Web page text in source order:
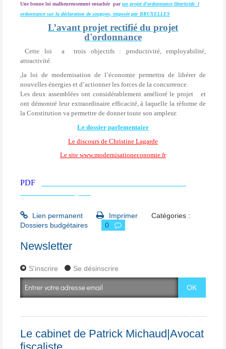
Une bonne loi malheureusement entachée parun projet d’ordonnance liberticide l
ordonnance sur la déclaration de soupçon, imposée par BRUXELLES
L’avant projet rectifié du projet
d'ordonnance
Cette loi a
trois objectifs : productivité, employabilité,
attractivité.
,la loi de modernisation de l’économie permettra de libérer de
nouvelles énergies et d’actionner les forces de la concurrence.
Les deux assemblées ont considérablement amélioré le projet
et
ont démontré leur extraordinaire efficacité, à laquelle la réforme de
la Constitution va permettre de donner toute son ampleur.
Le dossier parlementaire
Le discours de Christine Lagarde
Le site www.modernisationeconomie.fr
PDF
Lien permanent Imprimer
Catégories :
Dossiers budgétaires
0
Newsletter
S'inscrire Se désinscrire
Le cabinet de Patrick Michaud|Avocat